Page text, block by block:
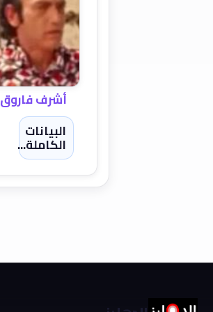
أشرف فاروق
البيانات
الكاملة...